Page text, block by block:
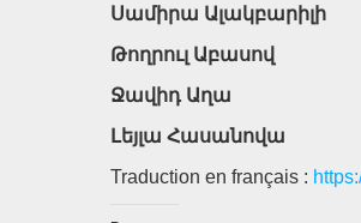
Սամիրա Ալակբարիլի
Թողրուլ Աբասով
Ջավիդ Աղա
Լեյլա Հասանովա
Traduction en français :